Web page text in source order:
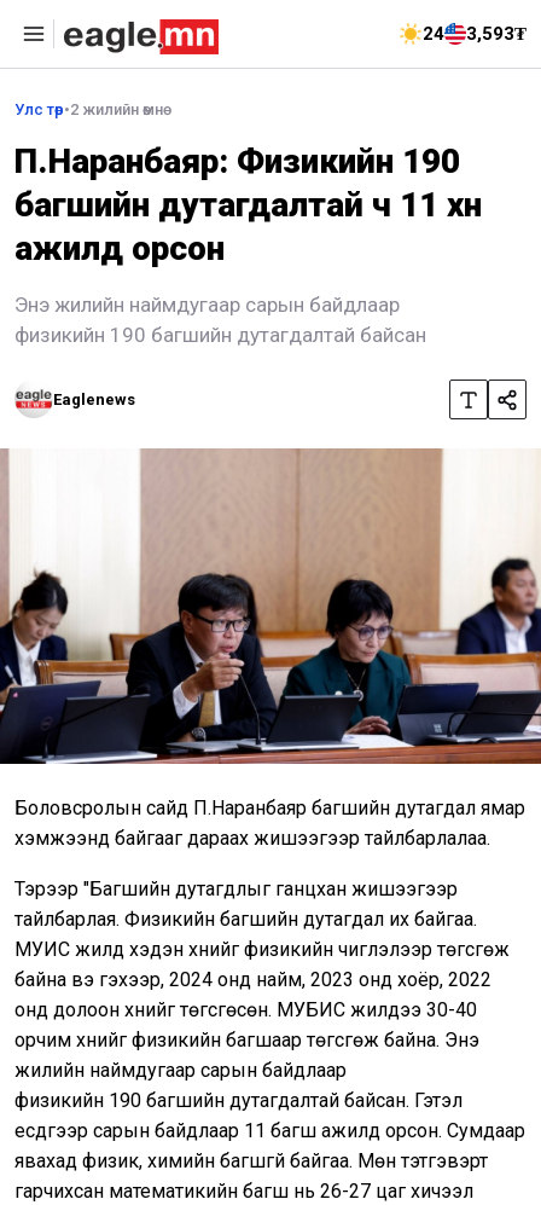
24 3,593₮
Улс төр•2 жилийн өмнө
П.Наранбаяр: Физикийн 190
багшийн дутагдалтай ч 11 хүн
ажилд орсон
Энэ жилийн наймдугаар сарын байдлаар
физикийн 190 багшийн дутагдалтай байсан
Eaglenews
Боловсролын сайд П.Наранбаяр багшийн дутагдал ямар
хэмжээнд байгааг дараах жишээгээр тайлбарлалаа.
Тэрээр "Багшийн дутагдлыг ганцхан жишээгээр
тайлбарлая. Физикийн багшийн дутагдал их байгаа.
МУИС жилд хэдэн хүнийг физикийн чиглэлээр төгсгөж
байна вэ гэхээр, 2024 онд найм, 2023 онд хоёр, 2022
онд долоон хүнийг төгсгөсөн. МУБИС жилдээ 30-40
орчим хүнийг физикийн багшаар төгсгөж байна. Энэ
жилийн наймдугаар сарын байдлаар
физикийн 190 багшийн дутагдалтай байсан. Гэтэл
есдүгээр сарын байдлаар 11 багш ажилд орсон. Сумдаар
явахад физик, химийн багшгүй байгаа. Мөн тэтгэвэрт
гарчихсан математикийн багш нь 26-27 цаг хичээл